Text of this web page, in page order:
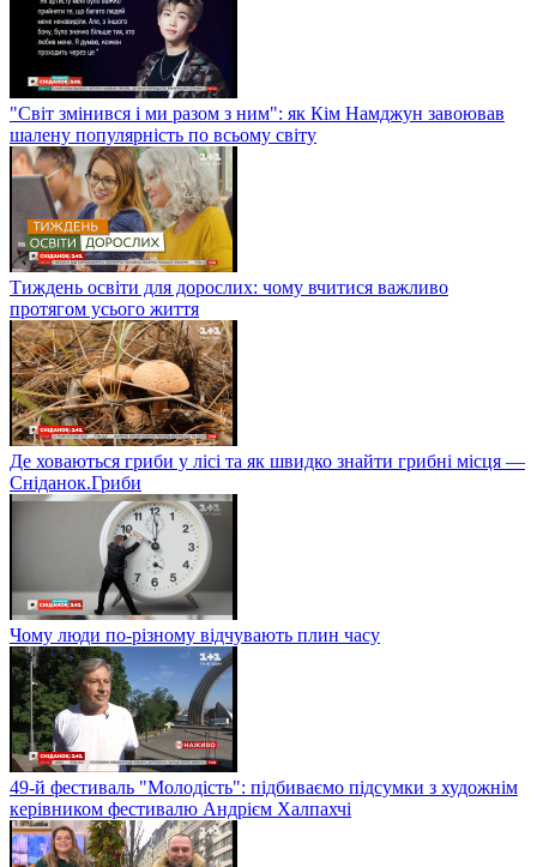
"Світ змінився і ми разом з ним": як Кім Намджун завоював
шалену популярність по всьому світу
Тиждень освіти для дорослих: чому вчитися важливо
протягом усього життя
Де ховаються гриби у лісі та як швидко знайти грибні місця —
Сніданок.Гриби
Чому люди по-різному відчувають плин часу
49-й фестиваль "Молодість": підбиваємо підсумки з художнім
керівником фестивалю Андрієм Халпахчі